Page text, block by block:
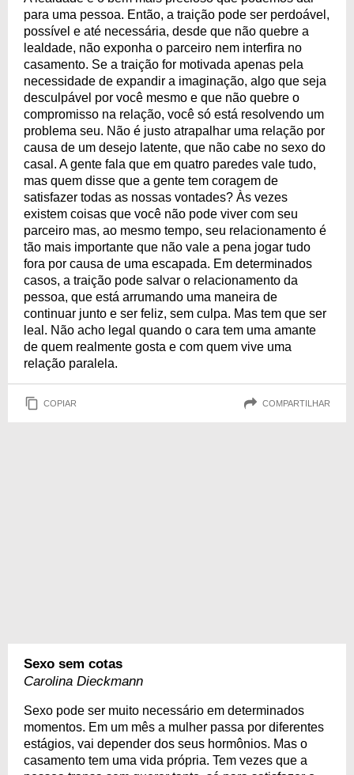
para uma pessoa. Então, a traição pode ser perdoável,
possível e até necessária, desde que não quebre a
lealdade, não exponha o parceiro nem interfira no
casamento. Se a traição for motivada apenas pela
necessidade de expandir a imaginação, algo que seja
desculpável por você mesmo e que não quebre o
compromisso na relação, você só está resolvendo um
problema seu. Não é justo atrapalhar uma relação por
causa de um desejo latente, que não cabe no sexo do
casal. A gente fala que em quatro paredes vale tudo,
mas quem disse que a gente tem coragem de
satisfazer todas as nossas vontades? Às vezes
existem coisas que você não pode viver com seu
parceiro mas, ao mesmo tempo, seu relacionamento é
tão mais importante que não vale a pena jogar tudo
fora por causa de uma escapada. Em determinados
casos, a traição pode salvar o relacionamento da
pessoa, que está arrumando uma maneira de
continuar junto e ser feliz, sem culpa. Mas tem que ser
leal. Não acho legal quando o cara tem uma amante
de quem realmente gosta e com quem vive uma
relação paralela.
COPIAR COMPARTILHAR
Sexo sem cotas
Carolina Dieckmann
Sexo pode ser muito necessário em determinados
momentos. Em um mês a mulher passa por diferentes
estágios, vai depender dos seus hormônios. Mas o
casamento tem uma vida própria. Tem vezes que a